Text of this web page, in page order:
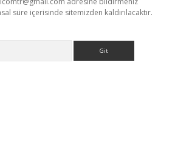
süre içerisinde sitemizden kaldırılacaktır.